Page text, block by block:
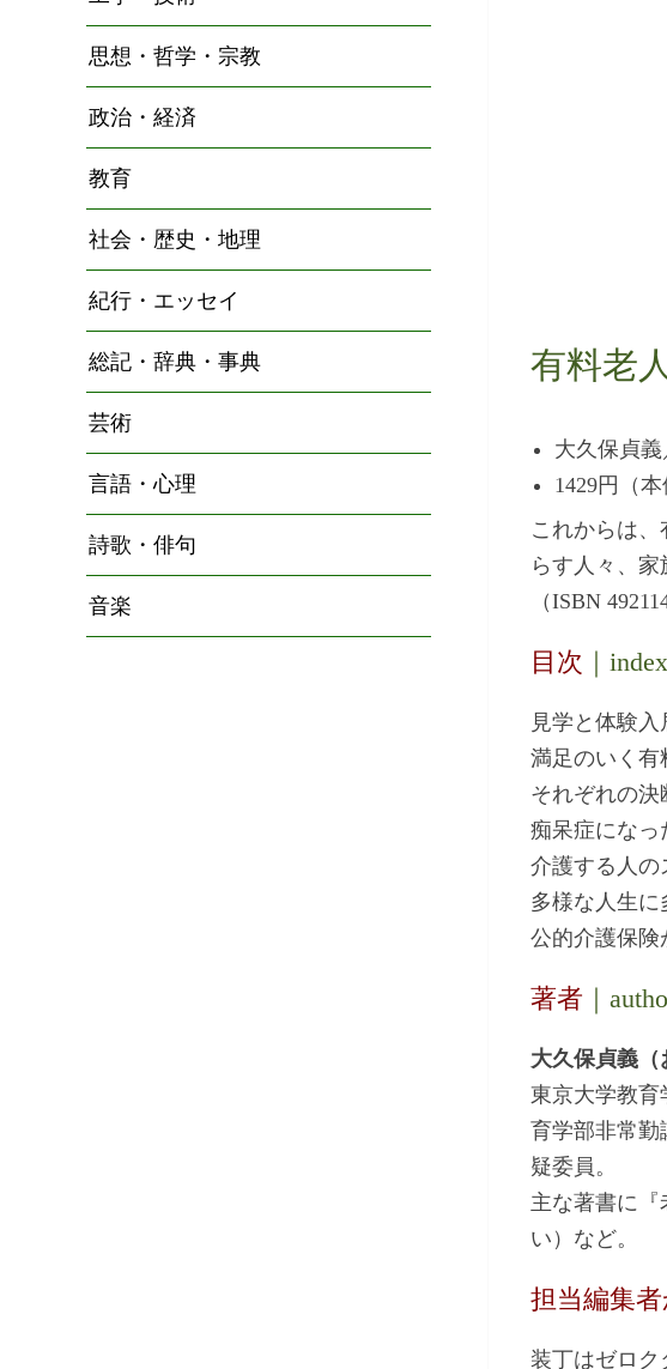
有料老
大久保貞義
1429円（
これからは
らす人々、
（ISBN
目次 ｜
見学と体験
満足のいく有
それぞれの決
痴呆症になっ
介護する人の
多様な人生に
公的介護保険
著者 ｜
大久保貞義（
東京大学教育
育学部非常勤
疑委員。
主な著書に
い）など。
担当編集者
装丁はゼロク
思想・哲学・宗教
政治・経済
教育
社会・歴史・地理
紀行・エッセイ
総記・辞典・事典
芸術
言語・心理
詩歌・俳句
音楽